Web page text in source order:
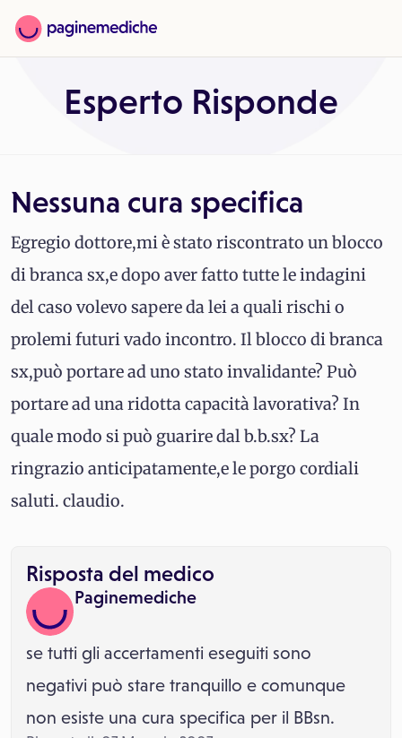
Esperto Risponde
Nessuna cura specifica
Egregio dottore,mi è stato riscontrato un blocco
di branca sx,e dopo aver fatto tutte le indagini
del caso volevo sapere da lei a quali rischi o
prolemi futuri vado incontro. Il blocco di branca
sx,può portare ad uno stato invalidante? Può
portare ad una ridotta capacità lavorativa? In
quale modo si può guarire dal b.b.sx? La
ringrazio anticipatamente,e le porgo cordiali
saluti. claudio.
Risposta del medico
Paginemediche
se tutti gli accertamenti eseguiti sono
negativi può stare tranquillo e comunque
non esiste una cura specifica per il BBsn.